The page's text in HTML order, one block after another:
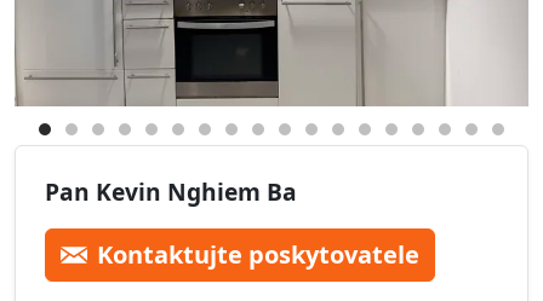
Pan Kevin Nghiem Ba
Kontaktujte poskytovatele